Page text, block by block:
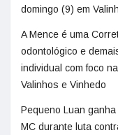
domingo (9) em
A Mence é uma
odontológico e
individual com foco
Valinhos e Vinhedo
Pequeno Luan
MC durante luta